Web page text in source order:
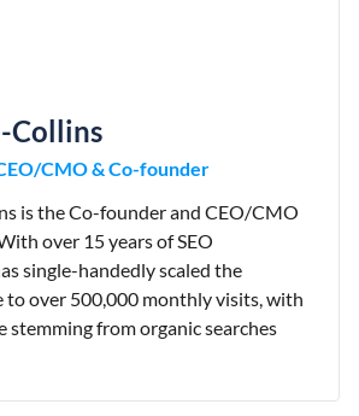
Collins
CMO & Co-founder
is the Co-founder and CEO/CMO
over 15 years of SEO
single-handedly scaled the
to over 500,000 monthly visits, with
stemming from organic searches